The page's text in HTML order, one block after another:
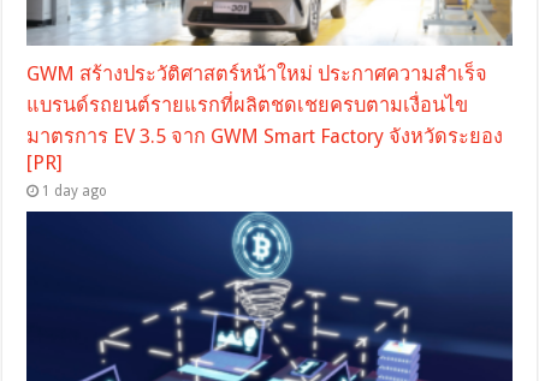
GWM สร้างประวัติศาสตร์หน้าใหม่ ประกาศความสำเร็จ
แบรนด์รถยนต์รายแรกที่ผลิตชดเชยครบตามเงื่อนไข
มาตรการ EV 3.5 จาก GWM Smart Factory จังหวัดระยอง
[PR]
1 day ago